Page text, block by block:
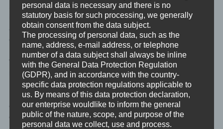
Schüler ist an Okkultismus und der Verwendung von Geistwesen
interessiert. Er hat keine Unterscheidungskraft dafür, was noch
angemessen ist, und was diesen Rahmen schon sprengt. Er
erwartet, das sich anderen ihm unterordnen.
Von außen ist es oft schwer zwischen dem Gehabe des
rajassigen und des tamassigen Schülers zu unterscheiden.
Faustregel: Hält er seine Vorträge, weil es ihm tatsächlich um die
Erlösung der anderen geht, so ist es ein rajassiger Schüler. Hält
er seine Vorträge, weil ihm das größere Anliegen ist, zu zeigen,
dass er besser ist, dann ist es ein tamassiger Schüler.
personal data is necessary and there is no
statutory basis for such processing, we generally
obtain consent from the data subject.
The processing of personal data, such as the
name, address, e-mail address, or telephone
number of a data subject shall always be inline
with the General Data Protection Regulation
(GDPR), and in accordance with the country-
specific data protection regulations applicable to
us. By means of this data protection declaration,
our enterprise wouldlike to inform the general
public of the nature, scope, and purpose of the
personal data we collect, use and process.